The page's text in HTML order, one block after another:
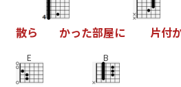
散ら かった部屋に 片付
E B